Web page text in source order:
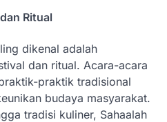
Ritual
dikenal adalah
dan ritual. Acara-acara
praktik tradisional
budaya masyarakat.
tradisi kuliner, Sahaalah